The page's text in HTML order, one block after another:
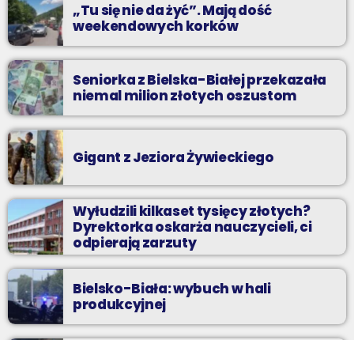
„Tu się nie da żyć”. Mają dość
weekendowych korków
Seniorka z Bielska-Białej przekazała
niemal milion złotych oszustom
Gigant z Jeziora Żywieckiego
Wyłudzili kilkaset tysięcy złotych?
Dyrektorka oskarża nauczycieli, ci
odpierają zarzuty
Bielsko-Biała: wybuch w hali
produkcyjnej